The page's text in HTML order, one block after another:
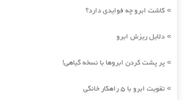
» کاشت ابرو چه فوایدی دارد؟
» دلایل ریزش ابرو
» پر پشت کردن ابروها با نسخه گیاهی!
» تقویت ابرو با 5 راهکار خانگی